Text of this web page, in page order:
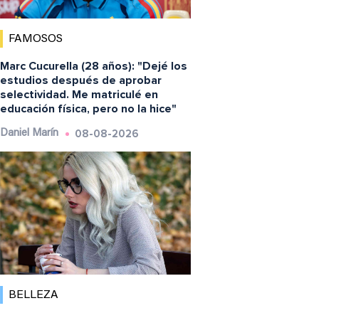
FAMOSOS
Marc Cucurella (28 años): "Dejé los
estudios después de aprobar
selectividad. Me matriculé en
educación física, pero no la hice"
Daniel Marín 08-08-2026
BELLEZA